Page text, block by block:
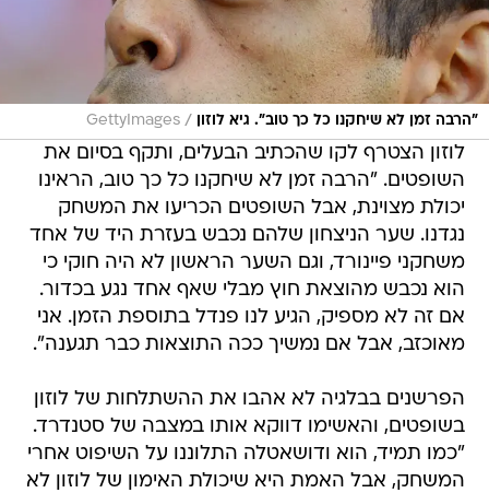
"הרבה זמן לא שיחקנו כל כך טוב". גיא לוזון /
GettyImages
לוזון הצטרף לקו שהכתיב הבעלים, ותקף בסיום את
השופטים. "הרבה זמן לא שיחקנו כל כך טוב, הראינו
יכולת מצוינת, אבל השופטים הכריעו את המשחק
נגדנו. שער הניצחון שלהם נכבש בעזרת היד של אחד
משחקני פיינורד, וגם השער הראשון לא היה חוקי כי
הוא נכבש מהוצאת חוץ מבלי שאף אחד נגע בכדור.
אם זה לא מספיק, הגיע לנו פנדל בתוספת הזמן. אני
מאוכזב, אבל אם נמשיך ככה התוצאות כבר תגענה".
הפרשנים בבלגיה לא אהבו את ההשתלחות של לוזון
בשופטים, והאשימו דווקא אותו במצבה של סטנדרד.
"כמו תמיד, הוא ודושאטלה התלוננו על השיפוט אחרי
המשחק, אבל האמת היא שיכולת האימון של לוזון לא